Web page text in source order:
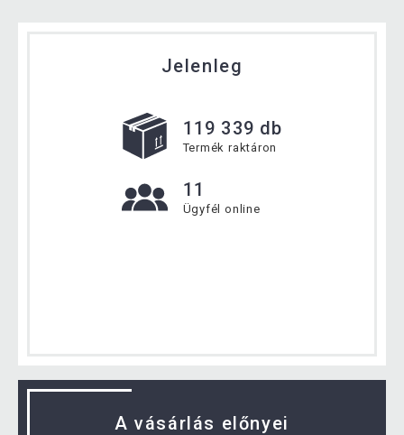
Jelenleg
119 339 db
Termék raktáron
11
Ügyfél online
A vásárlás előnyei